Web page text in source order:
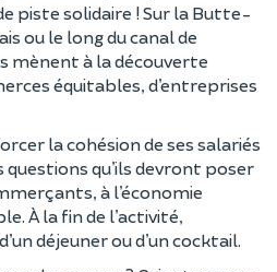
piste solidaire ! Sur la Butte-
ou le long du canal de
mènent à la découverte
équitables, d’entreprises
la cohésion de ses salariés
questions qu’ils devront poser
à l’économie
À la fin de l’activité,
déjeuner ou d’un cocktail.